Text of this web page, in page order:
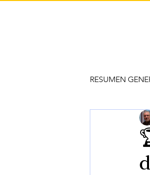
RESUMEN